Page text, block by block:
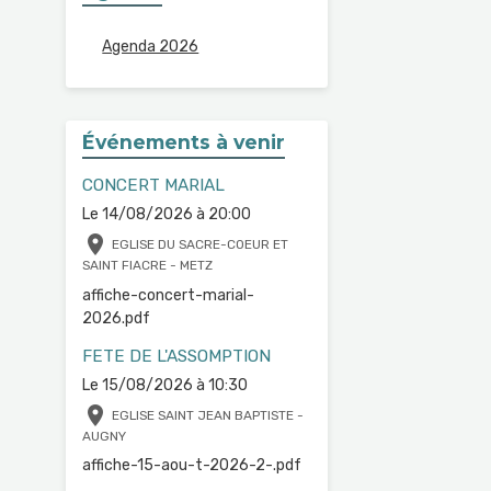
Agenda 2026
Événements à venir
CONCERT MARIAL
Le 14/08/2026 à 20:00
EGLISE DU SACRE-COEUR ET
SAINT FIACRE - METZ
affiche-concert-marial-
2026.pdf
FETE DE L'ASSOMPTION
Le 15/08/2026 à 10:30
EGLISE SAINT JEAN BAPTISTE -
AUGNY
affiche-15-aou-t-2026-2-.pdf